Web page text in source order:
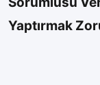
Yaptırmak